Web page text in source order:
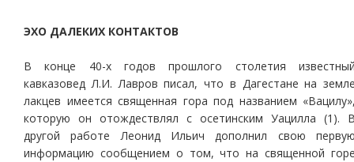
ЭХО ДАЛЕКИХ КОНТАКТОВ
В конце 40-х годов прошлого столетия
кавказовед Л.И. Лавров писал, что в Дагестане на
лакцев имеется священная гора под названием
которую он отождествлял с осетинским Уацилла (1).
другой работе Леонид Ильич дополнил свою
информацию сообщением о том, что на священной